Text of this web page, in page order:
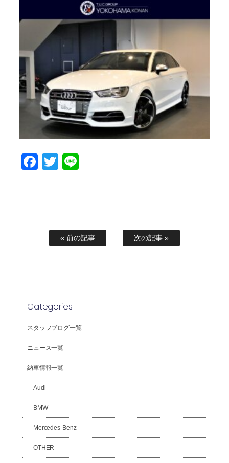
Facebook
Twitter
« 前の記事 次の記事 »
Categories
スタッフブログ一覧
ニュース一覧
納車情報一覧
Audi
BMW
Mercedes-Benz
OTHER